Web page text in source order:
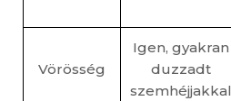
Vörösség
Igen, gyakran
duzzadt
szemhéjjakkal